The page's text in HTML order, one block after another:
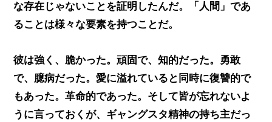
な存在じゃないことを証明したんだ。「人間」であ
ることは様々な要素を持つことだ。
彼は強く、脆かった。頑固で、知的だった。勇敢
で、臆病だった。愛に溢れていると同時に復讐的で
もあった。革命的であった。そして皆が忘れないよ
うに言っておくが、ギャングスタ精神の持ち主だっ